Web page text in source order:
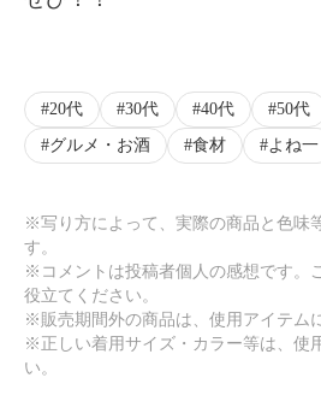
20代 30代 40代 50代
グルメ・お酒
食材 よね一
※写り方によって、実際の商品と色味
す。
※コメントは投稿者個人の感想です。
役立てください。
※販売期間外の商品は、使用アイテム
※正しい着用サイズ・カラー等は、使
い。